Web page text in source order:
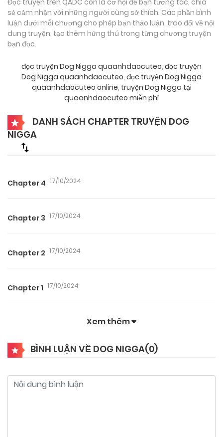
sẻ cảm nhận với những người cùng sở thích. Các phần bình
luận dưới mỗi chương cho phép bạn thảo luận, trao đổi về nội
dung truyện, tạo thêm hứng thú trong từng chương truyện
bạn đọc.
đọc truyện Dog Nigga quaanhdaocuteo, đọc truyện
Dog Nigga quaanhdaocuteo, đọc truyện Dog Nigga
quaanhdaocuteo online, truyện Dog Nigga tại
quaanhdaocuteo miễn phí
DANH SÁCH CHAPTER TRUYỆN DOG
NIGGA
Chapter 4 17/10/2024
Chapter 3 17/10/2024
Chapter 2 17/10/2024
Chapter 1 17/10/2024
Xem thêm
BÌNH LUẬN VỀ DOG NIGGA(0)